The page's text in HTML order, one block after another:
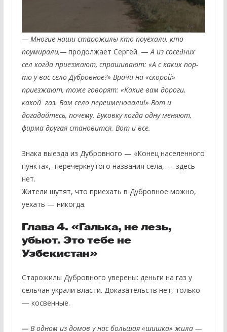
— Многие наши старожилы кто поуехали, кто
поумирали,—продолжает Сергей. —А из соседних
сел когда приезжают, спрашивают: «А с каких пор-
то у вас село Дубровное?» Врачи на «скорой»
приезжают, тоже говорят: «Какие вам дороги,
какой газ. Вам село переименовали!» Вот и
догадайтесь, почему. Буковку когда одну меняют,
фирма другая становится. Вот и все.
Знака выезда из Дубровного — «Конец населенного
пункта», перечеркнутого названия села, — здесь
нет.
Жители шутят, что приехать в Дубровное можно,
уехать — никогда.
Глава 4. «Галька, не лезь,
убьют. Это тебе не
Узбекистан»
Старожилы Дубровного уверены: деньги на газ у
сельчан украли власти. Доказательств нет, только
— косвенные.
— В одном из домов у нас большая «шишка» жила —